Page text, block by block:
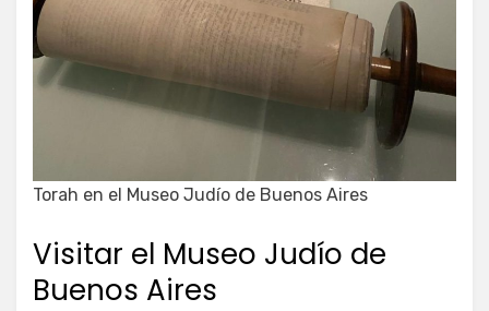
Torah en el Museo Judío de Buenos Aires
Visitar el Museo Judío de
Buenos Aires